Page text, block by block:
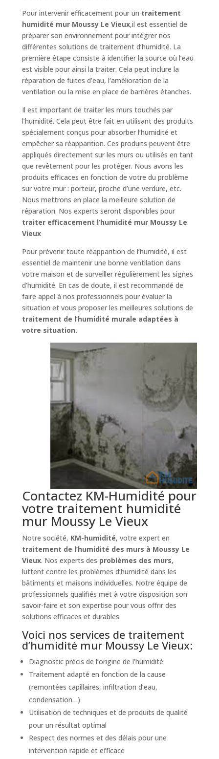
Pour intervenir efficacement pour un traitement
humidité mur Moussy Le Vieux,il est essentiel de
préparer son environnement pour intégrer nos
différentes solutions de traitement d’humidité. La
première étape consiste à identifier la source où l’eau
est visible pour ainsi la traiter. Cela peut inclure la
réparation de fuites d’eau, l’amélioration de la
ventilation ou la mise en place de barrières étanches.
Il est important de traiter les murs touchés par
l’humidité. Cela peut être fait en utilisant des produits
spécialement conçus pour absorber l’humidité et
empêcher sa réapparition. Ces produits peuvent être
appliqués directement sur les murs ou utilisés en tant
que revêtement pour les protéger. Nous avons les
produits efficaces en fonction de votre du problème
sur votre mur : porteur, proche d’une verdure, etc.
Nous mettrons en place la meilleure solution de
réparation. Nos experts seront disponibles pour
traiter efficacement l’humidité mur Moussy Le
Vieux
Pour prévenir toute réapparition de l’humidité, il est
essentiel de maintenir une bonne ventilation dans
votre maison et de surveiller régulièrement les signes
d’humidité. En cas de doute, il est recommandé de
faire appel à nos professionnels pour évaluer la
situation et vous proposer les meilleures solutions de
traitement de l’humidité murale adaptées à
votre situation.
Contactez KM-Humidité pour
votre traitement humidité
mur Moussy Le Vieux
Notre société, KM-humidité, votre expert en
traitement de l’humidité des murs à Moussy Le
Vieux. Nos experts des problèmes des murs,
luttent contre les problèmes d’humidité dans les
bâtiments et maisons individuelles. Notre équipe de
professionnels qualifiés met à votre disposition son
savoir-faire et son expertise pour vous offrir des
solutions efficaces et durables.
Voici nos services de traitement
d’humidité mur Moussy Le Vieux:
Diagnostic précis de l’origine de l’humidité
Traitement adapté en fonction de la cause
(remontées capillaires, infiltration d’eau,
condensation…)
Utilisation de techniques et de produits de qualité
pour un résultat optimal
Respect des normes et des délais pour une
intervention rapide et efficace